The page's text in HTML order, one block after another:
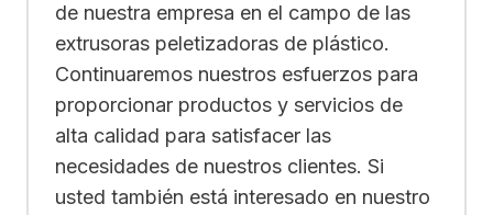
de nuestra empresa en el campo de las
extrusoras peletizadoras de plástico.
Continuaremos nuestros esfuerzos para
proporcionar productos y servicios de
alta calidad para satisfacer las
necesidades de nuestros clientes. Si
usted también está interesado en nuestro